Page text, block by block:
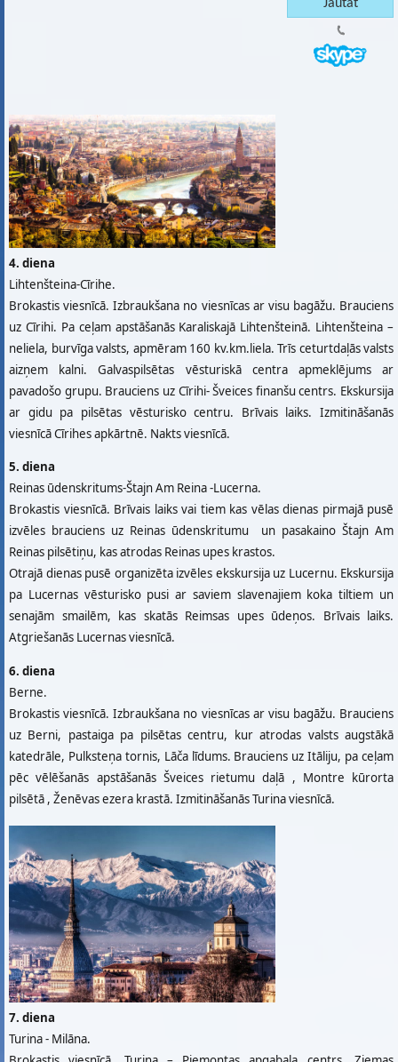
4. diena
Lihtenšteina-Cīrihe.
Brokastis viesnīcā. Izbraukšana no viesnīcas ar visu bagāžu. Brauciens
uz Cīrihi. Pa ceļam apstāšanās Karaliskajā Lihtenšteinā. Lihtenšteina –
neliela, burvīga valsts, apmēram 160 kv.km.liela. Trīs ceturtdaļās valsts
aizņem kalni. Galvaspilsētas vēsturiskā centra apmeklējums ar
pavadošo grupu. Brauciens uz Cīrihi- Šveices finanšu centrs. Ekskursija
ar gidu pa pilsētas vēsturisko centru. Brīvais laiks. Izmitināšanās
viesnīcā Cīrihes apkārtnē. Nakts viesnīcā.
5. diena
Reinas ūdenskritums-Štajn Am Reina -Lucerna.
Brokastis viesnīcā. Brīvais laiks vai tiem kas vēlas dienas pirmajā pusē
izvēles brauciens uz Reinas ūdenskritumu un pasakaino Štajn Am
Reinas pilsētiņu, kas atrodas Reinas upes krastos.
Otrajā dienas pusē organizēta izvēles ekskursija uz Lucernu. Ekskursija
pa Lucernas vēsturisko pusi ar saviem slavenajiem koka tiltiem un
senajām smailēm, kas skatās Reimsas upes ūdeņos. Brīvais laiks.
Atgriešanās Lucernas viesnīcā.
6. diena
Berne.
Brokastis viesnīcā. Izbraukšana no viesnīcas ar visu bagāžu. Brauciens
uz Berni, pastaiga pa pilsētas centru, kur atrodas valsts augstākā
katedrāle, Pulksteņa tornis, Lāča līdums. Brauciens uz Itāliju, pa ceļam
pēc vēlēšanās apstāšanās Šveices rietumu daļā , Montre kūrorta
pilsētā , Ženēvas ezera krastā. Izmitināšanās Turina viesnīcā.
7. diena
Turina - Milāna.